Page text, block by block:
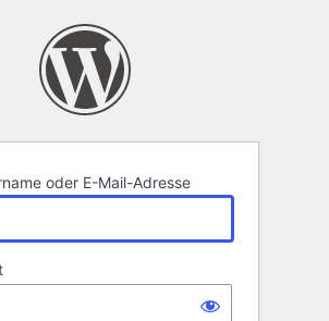
oder E-Mail-Adresse